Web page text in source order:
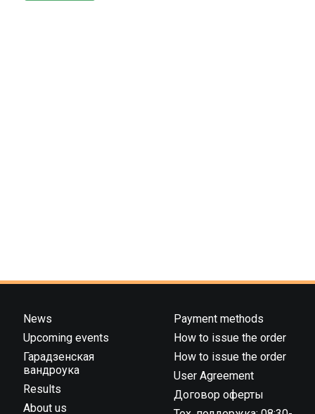
News
Upcoming events
Гарадзенская
вандроука
Results
About us
Payment methods
How to issue the order
How to issue the order
User Agreement
Договор оферты